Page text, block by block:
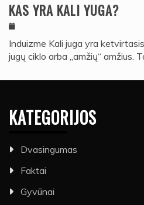
KAS YRA KALI YUGA?
Induizme Kali juga yra
jugų ciklo arba „amžių“ amžius.
KATEGORIJOS
Dvasingumas
Faktai
Gyvūnai